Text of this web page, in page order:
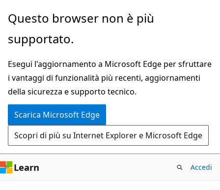
Ignora
passa
contenuto
principale
Questo browser non è più
supportato.
Esegui l'aggiornamento a Microsoft Edge per sfruttare
i vantaggi di funzionalità più recenti, aggiornamenti
della sicurezza e supporto tecnico.
Scarica Microsoft Edge
Scopri di più su Internet Explorer e Microsoft Edge
Learn Accedi